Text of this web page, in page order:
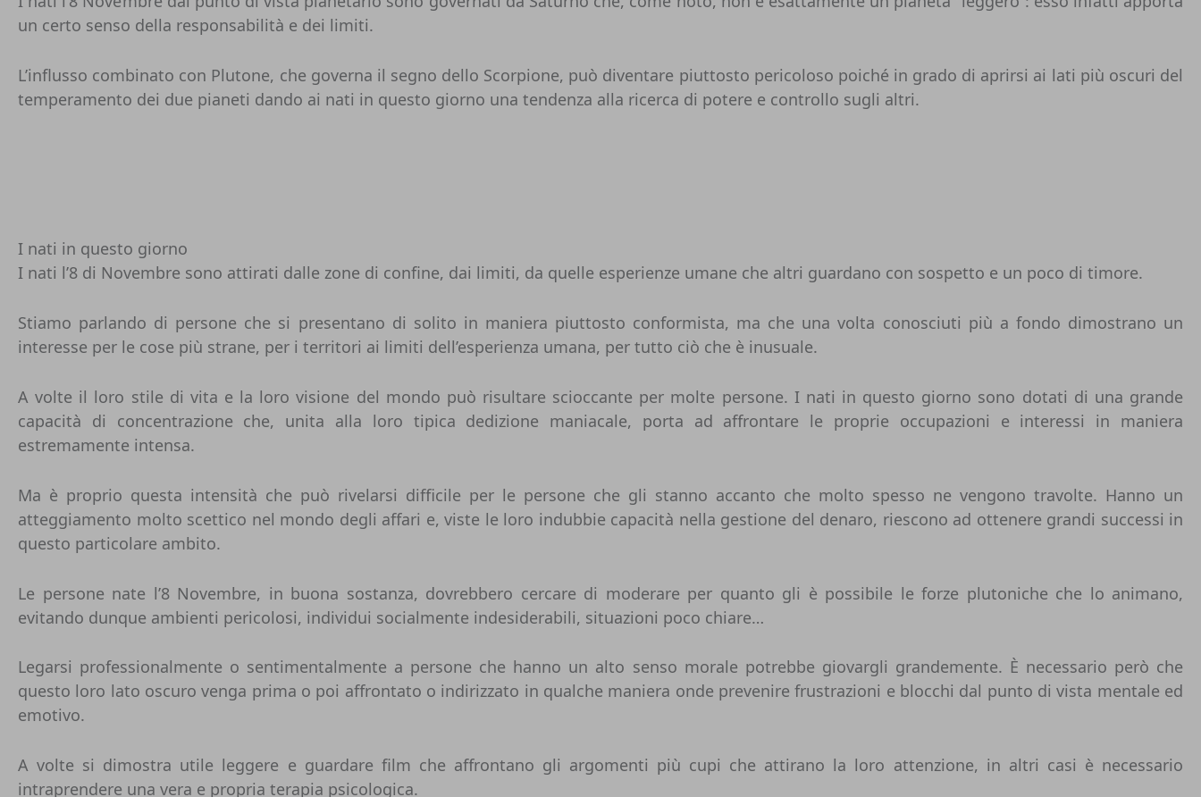
un certo senso della responsabilità e dei limiti.
L’influsso combinato con Plutone, che governa il segno dello Scorpione, può diventare piuttosto pericoloso poiché in grado di aprirsi ai lati più oscuri del
temperamento dei due pianeti dando ai nati in questo giorno una tendenza alla ricerca di potere e controllo sugli altri.
I nati in questo giorno
I nati l’8 di Novembre sono attirati dalle zone di confine, dai limiti, da quelle esperienze umane che altri guardano con sospetto e un poco di timore.
Stiamo parlando di persone che si presentano di solito in maniera piuttosto conformista, ma che una volta conosciuti più a fondo dimostrano un
interesse per le cose più strane, per i territori ai limiti dell’esperienza umana, per tutto ciò che è inusuale.
A volte il loro stile di vita e la loro visione del mondo può risultare scioccante per molte persone. I nati in questo giorno sono dotati di una grande
capacità di concentrazione che, unita alla loro tipica dedizione maniacale, porta ad affrontare le proprie occupazioni e interessi in maniera
estremamente intensa.
Ma è proprio questa intensità che può rivelarsi difficile per le persone che gli stanno accanto che molto spesso ne vengono travolte. Hanno un
atteggiamento molto scettico nel mondo degli affari e, viste le loro indubbie capacità nella gestione del denaro, riescono ad ottenere grandi successi in
questo particolare ambito.
Le persone nate l’8 Novembre, in buona sostanza, dovrebbero cercare di moderare per quanto gli è possibile le forze plutoniche che lo animano,
evitando dunque ambienti pericolosi, individui socialmente indesiderabili, situazioni poco chiare…
Legarsi professionalmente o sentimentalmente a persone che hanno un alto senso morale potrebbe giovargli grandemente. È necessario però che
questo loro lato oscuro venga prima o poi affrontato o indirizzato in qualche maniera onde prevenire frustrazioni e blocchi dal punto di vista mentale ed
emotivo.
A volte si dimostra utile leggere e guardare film che affrontano gli argomenti più cupi che attirano la loro attenzione, in altri casi è necessario
intraprendere una vera e propria terapia psicologica.